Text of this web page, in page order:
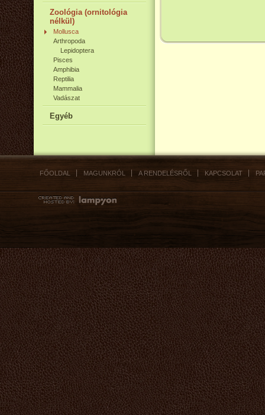
Zoológia (ornitológia
nélkül)
Mollusca
Arthropoda
Lepidoptera
Pisces
Amphibia
Reptilia
Mammalia
Vadászat
Egyéb
FŐOLDAL MAGUNKRÓL A RENDELÉSRŐL KAPCSOLAT